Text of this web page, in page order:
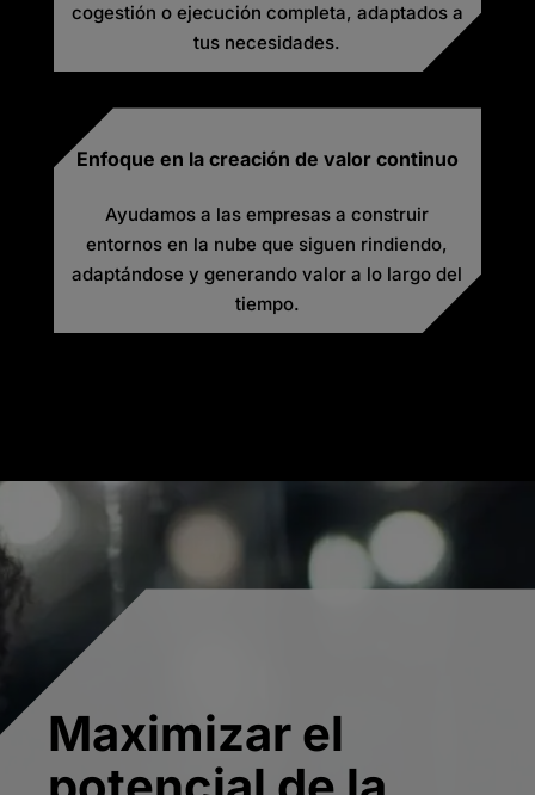
cogestión o ejecución completa, adaptados a
tus necesidades.
Enfoque en la creación de valor continuo
Ayudamos a las empresas a construir
entornos en la nube que siguen rindiendo,
adaptándose y generando valor a lo largo del
tiempo.
Maximizar el